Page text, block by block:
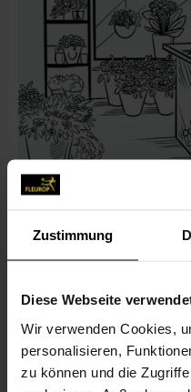
Zustimmung
Diese Webseite
Wir verwenden Cookies,
personalisieren,
zu können und die
Blumen-Schradi
Stöberl-Neumaier Ursula,
Dinglinger Hauptstr. 5